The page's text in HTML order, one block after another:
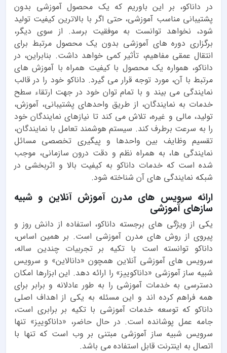
در داناکو، بر این باوریم که یک محصول آموزشی بدون
پشتیبانی مناسب آموزشی، حتی اگر با بالاترین کیفیت تولید
شود، نخواهد توانست به موفقیت برسد. از سوی دیگر،
برگزاری دوره های آموزشی بدون یک محصول مرتبط برای
انتقال عمقی مفاهیم، تأثیر کمی خواهد داشت. بنابراین، در
داناکو، همواره یک محصول با کیفیت همراه با آموزش های
مرتبط با آن، مورد توجه قرار می گیرد. داناکو خود را در قالب
نمایندگی می بیند و با تمام توان خود در جهت ارتقاء سطح
خدمات به نمایندگان، از طریق واحدهای پشتیبانی، آموزش،
تولید، مالی و غیره، تلاش می کند تا نیازهای نمایندگان خود
را به سرعت برطرف کند. سیستم هوشمند تعامل با نمایندگان،
تقسیم وظایف بین واحدها و پیگیری تخصصی مسائل
نمایندگی ها، به همراه نظم و دقت درون سازمانی، موجب
شده است که خدمات داناکو به کیفیت بالا و اثربخشی در
شبکه نمایندگی های آن شناخته شود.
ارائه سرویس های مدرن آموزش آنلاین و شبیه
سازهای آموزشی
یکی از ویژگی های برجسته داناکو، استفاده از دانش روز و
پیروی از روش های مدرن آموزشی است. بر همین اساس،
داناکو توانسته است با تکیه بر تجربیات چندین ساله،
سرویس های آموزشی آنلاین همچون «دانالاین» و سرویس
شبیه ساز آموزشی «داناکوییز» را ارائه دهد. این ابزارها امکان
دسترسی به خدمات آموزشی را به طور عادلانه و برابر برای
همه فراهم کرده اند و این مسئله به یکی از اهداف اصلی
داناکو که توسعه خدمات آموزشی با تکیه بر برابری است،
جامه عمل پوشانده است. در حال حاضر، «داناکوییز» تنها
سرویس شبیه ساز آموزشی مبتنی بر وب است که تنها با
اتصال به اینترنت قابل استفاده می باشد.